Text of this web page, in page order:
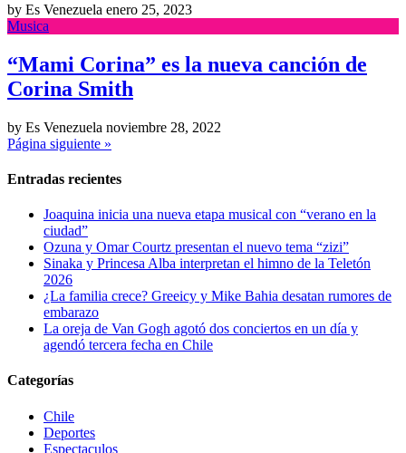
by Es Venezuela enero 25, 2023
Musica
“Mami Corina” es la nueva canción de
Corina Smith
by Es Venezuela noviembre 28, 2022
Página siguiente »
Entradas recientes
Joaquina inicia una nueva etapa musical con “verano en la
ciudad”
Ozuna y Omar Courtz presentan el nuevo tema “zizi”
Sinaka y Princesa Alba interpretan el himno de la Teletón
2026
¿La familia crece? Greeicy y Mike Bahia desatan rumores de
embarazo
La oreja de Van Gogh agotó dos conciertos en un día y
agendó tercera fecha en Chile
Categorías
Chile
Deportes
Espectaculos